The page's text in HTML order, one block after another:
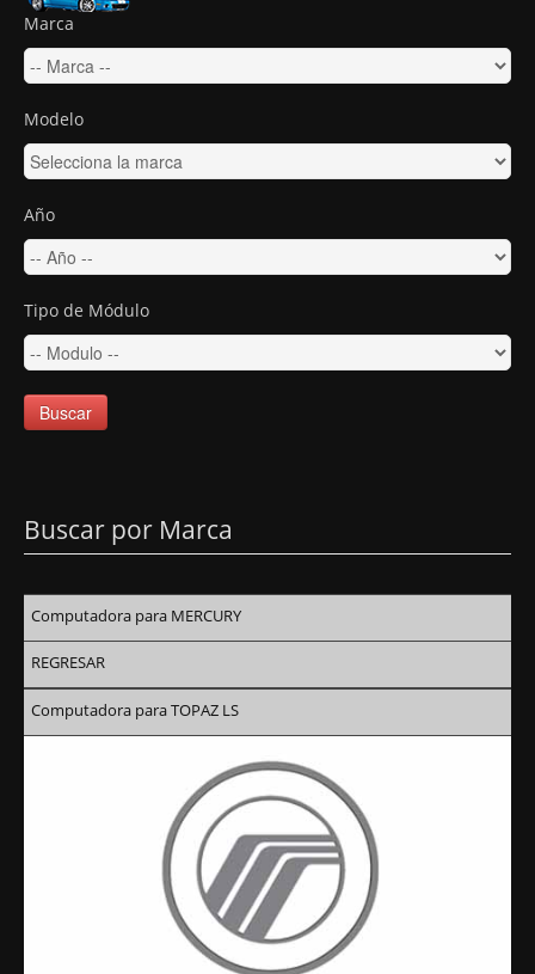
Marca
Modelo
Año
Tipo de Módulo
Buscar
Buscar por Marca
Computadora para MERCURY
REGRESAR
Computadora para TOPAZ LS